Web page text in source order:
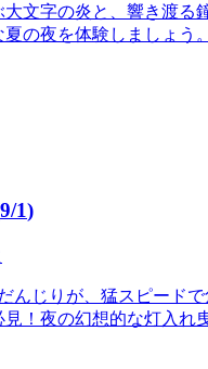
大文字の炎と、響き渡る
の夜を体験しましょう。
9/1)
んじりが、猛スピードで
見！夜の幻想的な灯入れ